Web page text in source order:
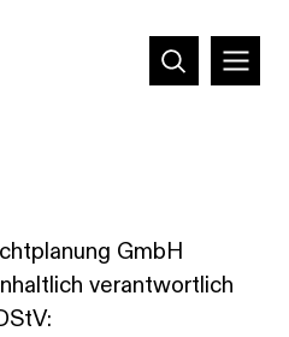
GmbH
verantwortlich